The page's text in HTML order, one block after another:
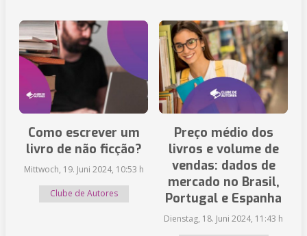
Como escrever um
livro de não ficção?
Mittwoch, 19. Juni 2024, 10:53 h
Clube de Autores
Preço médio dos
livros e volume de
vendas: dados de
mercado no Brasil,
Portugal e Espanha
Dienstag, 18. Juni 2024, 11:43 h